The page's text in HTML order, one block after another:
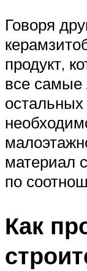
Говоря
продукт,
все самые
материал
по
Как